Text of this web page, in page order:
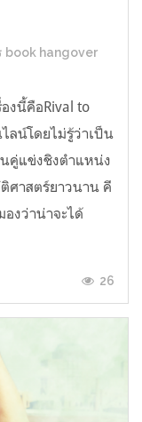
book hangover
องนี้คือRival to
ลน์โดยไม่รู้ว่าเป็น
นคู่แข่งชิงตำแหน่ง
ศาสตร์ยาวนาน คี
งว่าน่าจะได้
26